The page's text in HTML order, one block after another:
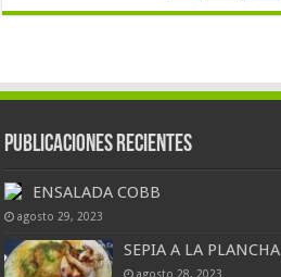
Publicaciones Recientes
ENSALADA COBB
agosto 29, 2023
SEPIA A LA PLANCHA
agosto 28, 2023